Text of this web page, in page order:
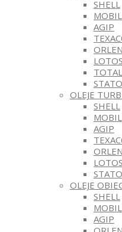
SHELL
MOBIL
AGIP
ORLEN
LOTOS
TOTAL
OLEJE
SHELL
MOBIL
AGIP
ORLEN
LOTOS
OLEJE
SHELL
MOBIL
AGIP